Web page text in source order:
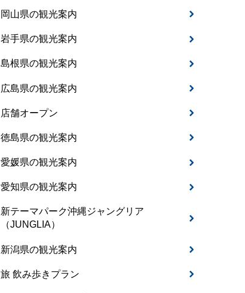
岡山県の観光案内
岩手県の観光案内
島根県の観光案内
広島県の観光案内
店舗オープン
徳島県の観光案内
愛媛県の観光案内
愛知県の観光案内
新テーマパーク沖縄ジャングリア
（JUNGLIA）
新潟県の観光案内
旅 飲み歩きプラン